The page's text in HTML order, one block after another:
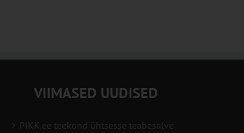
VIIMASED UUDISED
PIKK.ee teekond ühtsesse teabesalve